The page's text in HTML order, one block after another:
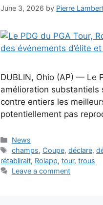
June 3, 2026 by Pierre
DUBLIN, Ohio (AP) — Le
amélioration substantiels
contre entiers les
potentiellement pas
Categories
News
Tags
champs, Coupe,déclare,
rétablirait, Rolapp, tour, trous
Leave a comment